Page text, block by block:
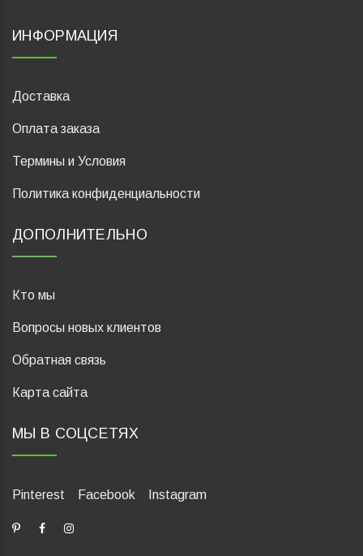
ИНФОРМАЦИЯ
Доставка
Оплата заказа
Термины и Условия
Политика конфиденциальности
ДОПОЛНИТЕЛЬНО
Кто мы
Вопросы новых клиентов
Обратная связь
Карта сайта
МЫ В СОЦСЕТЯХ
Pinterest Facebook Instagram